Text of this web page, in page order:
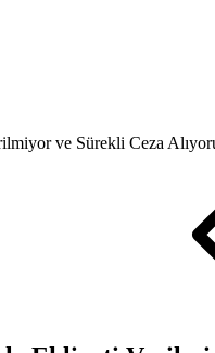
ve Sürekli Ceza